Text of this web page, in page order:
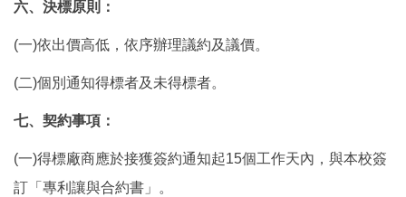
六、決標原則：
(一)依出價高低，依序辦理議約及議價。
(二)個別通知得標者及未得標者。
七、 契約事項：
(一)得標廠商應於接獲簽約通知起15個工作天內，與本校簽
訂「專利讓與合約書」。